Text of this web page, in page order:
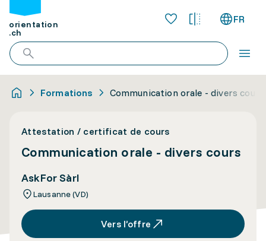
orientation
.ch
FR
Formations Communication orale - divers cours
Attestation / certificat de cours
Communication orale - divers cours
AskFor Sàrl
Lausanne (VD)
Vers l’offre